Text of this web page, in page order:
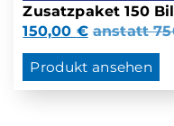
Zusatzpaket 150
150,00 € anstatt
Produkt ansehen